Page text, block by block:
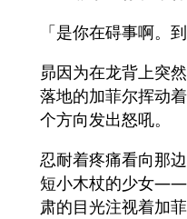
「是你在碍事啊。
昴因为在龙背上突
落地的加菲尔挥动
个方向发出怒吼。
忍耐着疼痛看向那
短小木杖的少女——
肃的目光注视着加